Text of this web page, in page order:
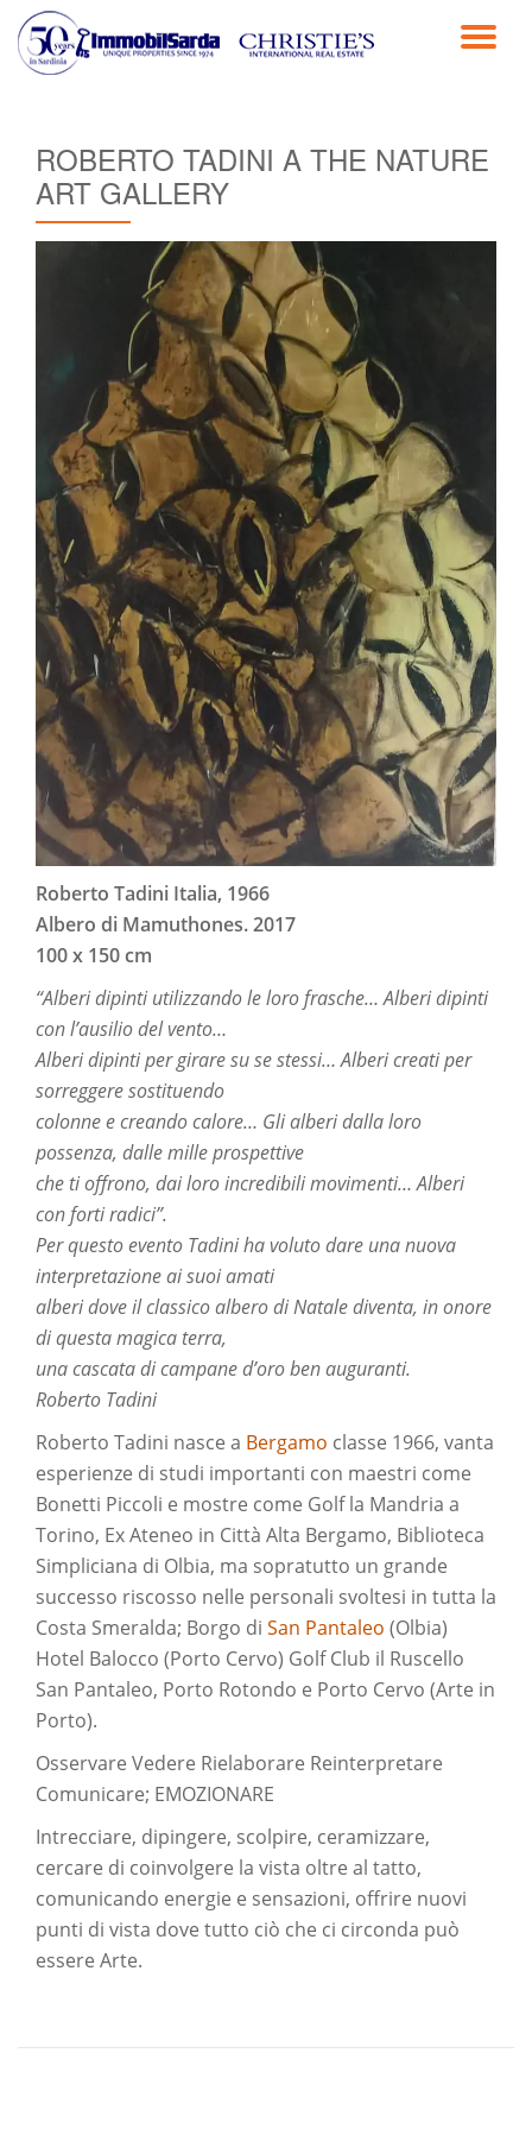
Passa
ROBERTO TADINI A THE NATURE
ART GALLERY
Roberto Tadini Italia, 1966
Albero di Mamuthones. 2017
100 x 150 cm
“Alberi dipinti utilizzando le loro frasche… Alberi dipinti
con l’ausilio del vento…
Alberi dipinti per girare su se stessi… Alberi creati per
sorreggere sostituendo
colonne e creando calore… Gli alberi dalla loro
possenza, dalle mille prospettive
che ti offrono, dai loro incredibili movimenti… Alberi
con forti radici”.
Per questo evento Tadini ha voluto dare una nuova
interpretazione ai suoi amati
alberi dove il classico albero di Natale diventa, in onore
di questa magica terra,
una cascata di campane d’oro ben auguranti.
Roberto Tadini
Roberto Tadini nasce a Bergamo classe 1966, vanta
esperienze di studi importanti con maestri come
Bonetti Piccoli e mostre come Golf la Mandria a
Torino, Ex Ateneo in Città Alta Bergamo, Biblioteca
Simpliciana di Olbia, ma sopratutto un grande
successo riscosso nelle personali svoltesi in tutta la
Costa Smeralda; Borgo di San Pantaleo (Olbia)
Hotel Balocco (Porto Cervo) Golf Club il Ruscello
San Pantaleo, Porto Rotondo e Porto Cervo (Arte in
Porto).
Osservare Vedere Rielaborare Reinterpretare
Comunicare; EMOZIONARE
Intrecciare, dipingere, scolpire, ceramizzare,
cercare di coinvolgere la vista oltre al tatto,
comunicando energie e sensazioni, offrire nuovi
punti di vista dove tutto ciò che ci circonda può
essere Arte.